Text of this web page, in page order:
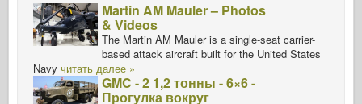
Martin AM Mauler – Photos
& Videos
The Martin AM Mauler is a single-seat carrier-
based attack aircraft built for the United States
Navy читать далее »
GMC - 2 1,2 тонны - 6×6 -
Прогулка вокруг